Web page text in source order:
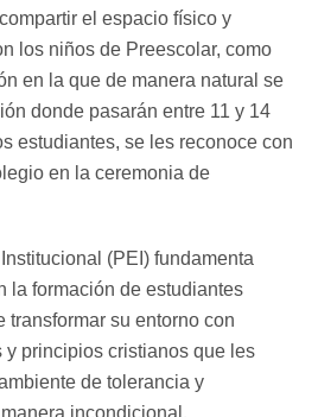
el espacio físico y
los niños de Preescolar, como
en la que de manera natural se
donde pasarán entre 11 y 14
estudiantes, se les reconoce con
en la ceremonia de
(PEI) fundamenta
la formación de estudiantes
transformar su entorno con
y principios cristianos que les
de tolerancia y